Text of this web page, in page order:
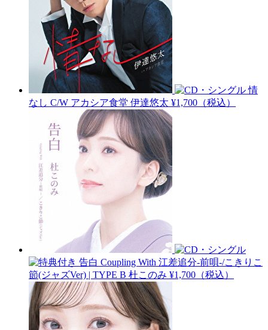
情
なし C/W アカシア食堂 伊達悠太 ¥1,700（税込）
告白 Coupling With 江差追分-前唄-/こきりこ
節(ジャズVer) | TYPE B 杜このみ ¥1,700（税込）